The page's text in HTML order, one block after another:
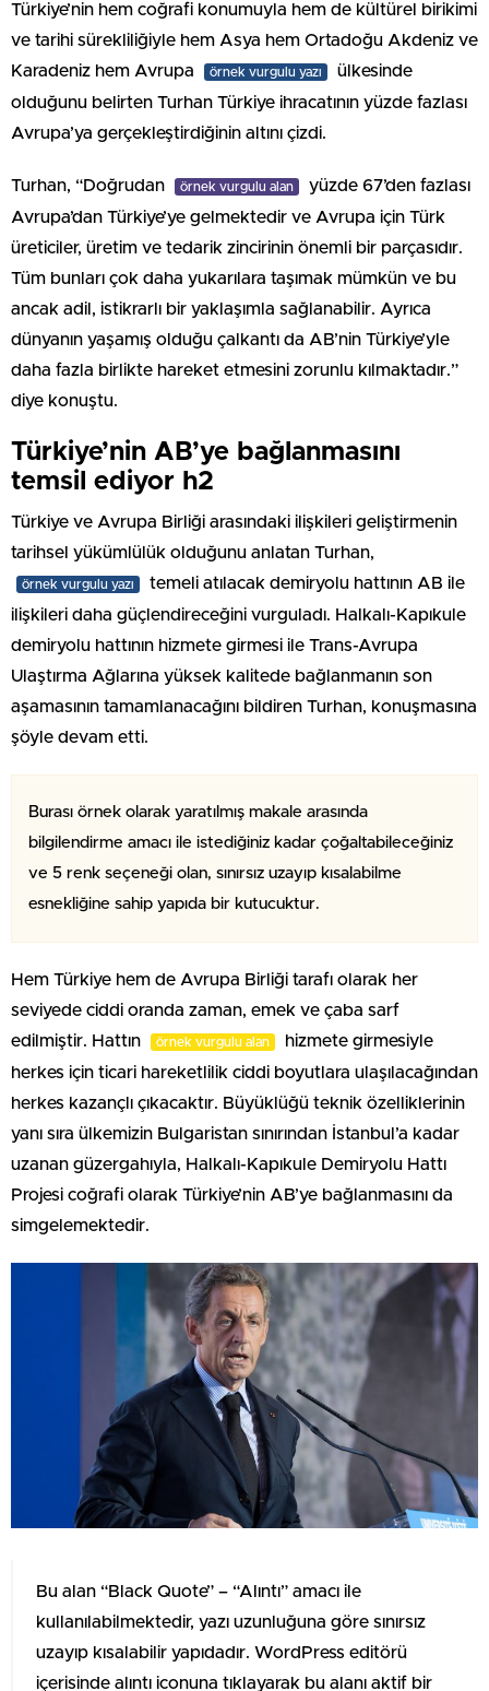
Türkiye’nin hem coğrafi konumuyla hem de kültürel birikimi
ve tarihi sürekliliğiyle hem Asya hem Ortadoğu Akdeniz ve
Karadeniz hem Avrupa
örnek vurgulu yazı
ülkesinde
olduğunu belirten Turhan Türkiye ihracatının yüzde fazlası
Avrupa’ya gerçekleştirdiğinin altını çizdi.
Turhan, “Doğrudan örnek vurgulu alan
yüzde 67’den fazlası
Avrupa’dan Türkiye’ye gelmektedir ve Avrupa için Türk
üreticiler, üretim ve tedarik zincirinin önemli bir parçasıdır.
Tüm bunları çok daha yukarılara taşımak mümkün ve bu
ancak adil, istikrarlı bir yaklaşımla sağlanabilir. Ayrıca
dünyanın yaşamış olduğu çalkantı da AB’nin Türkiye’yle
daha fazla birlikte hareket etmesini zorunlu kılmaktadır.”
diye konuştu.
Türkiye’nin AB’ye bağlanmasını
temsil ediyor h2
Türkiye ve Avrupa Birliği arasındaki ilişkileri geliştirmenin
tarihsel yükümlülük olduğunu anlatan Turhan,
örnek vurgulu yazı
temeli atılacak demiryolu hattının AB ile
ilişkileri daha güçlendireceğini vurguladı. Halkalı-Kapıkule
demiryolu hattının hizmete girmesi ile Trans-Avrupa
Ulaştırma Ağlarına yüksek kalitede bağlanmanın son
aşamasının tamamlanacağını bildiren Turhan, konuşmasına
şöyle devam etti.
Burası örnek olarak yaratılmış makale arasında
bilgilendirme amacı ile istediğiniz kadar çoğaltabileceğiniz
ve 5 renk seçeneği olan, sınırsız uzayıp kısalabilme
esnekliğine sahip yapıda bir kutucuktur.
Hem Türkiye hem de Avrupa Birliği tarafı olarak her
seviyede ciddi oranda zaman, emek ve çaba sarf
edilmiştir. Hattın
örnek vurgulu alan
hizmete girmesiyle
herkes için ticari hareketlilik ciddi boyutlara ulaşılacağından
herkes kazançlı çıkacaktır. Büyüklüğü teknik özelliklerinin
yanı sıra ülkemizin Bulgaristan sınırından İstanbul’a kadar
uzanan güzergahıyla, Halkalı-Kapıkule Demiryolu Hattı
Projesi coğrafi olarak Türkiye’nin AB’ye bağlanmasını da
simgelemektedir.
Bu alan “Black Quote” – “Alıntı” amacı ile
kullanılabilmektedir, yazı uzunluğuna göre sınırsız
uzayıp kısalabilir yapıdadır. WordPress editörü
içerisinde alıntı iconuna tıklayarak bu alanı aktif bir